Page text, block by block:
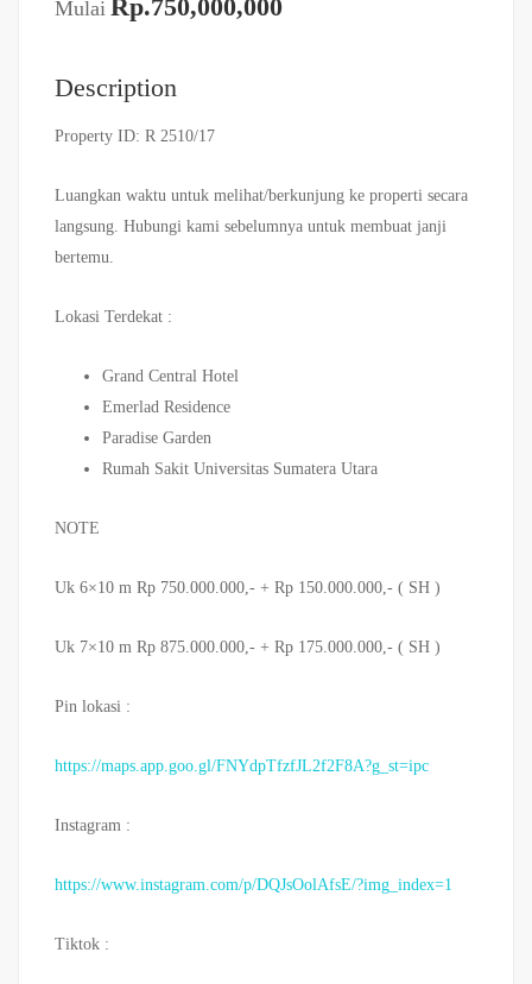
Mulai Rp.750,000,000
Description
Property ID: R 2510/17
Luangkan waktu untuk melihat/berkunjung ke properti secara
langsung. Hubungi kami sebelumnya untuk membuat janji
bertemu.
Lokasi Terdekat :
Grand Central Hotel
Emerlad Residence
Paradise Garden
Rumah Sakit Universitas Sumatera Utara
NOTE
Uk 6×10 m Rp 750.000.000,- + Rp 150.000.000,- ( SH )
Uk 7×10 m Rp 875.000.000,- + Rp 175.000.000,- ( SH )
Pin lokasi :
https://maps.app.goo.gl/FNYdpTfzfJL2f2F8A?g_st=ipc
Instagram :
https://www.instagram.com/p/DQJsOolAfsE/?img_index=1
Tiktok :